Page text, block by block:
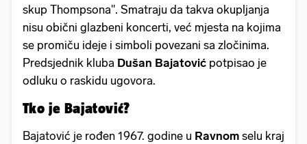
skup Thompsona". Smatraju da takva okupljanja
nisu obični glazbeni koncerti, već mjesta na kojima
se promiču ideje i simboli povezani sa zločinima.
Predsjednik kluba Dušan Bajatović potpisao je
odluku o raskidu ugovora.
Tko je Bajatović?
Bajatović je rođen 1967. godine u Ravnom selu kraj